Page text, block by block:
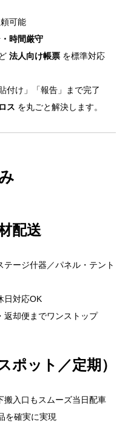
可能
時間厳守
法人向け帳票 を標準対応
付け」「報告」まで完了
ス を丸ごと解決します。
配送
ージ什器／パネル・テント
日対応OK
返却便までワンストップ
ポット／定期）
搬入口もスムーズ当日配車
を確実に実現